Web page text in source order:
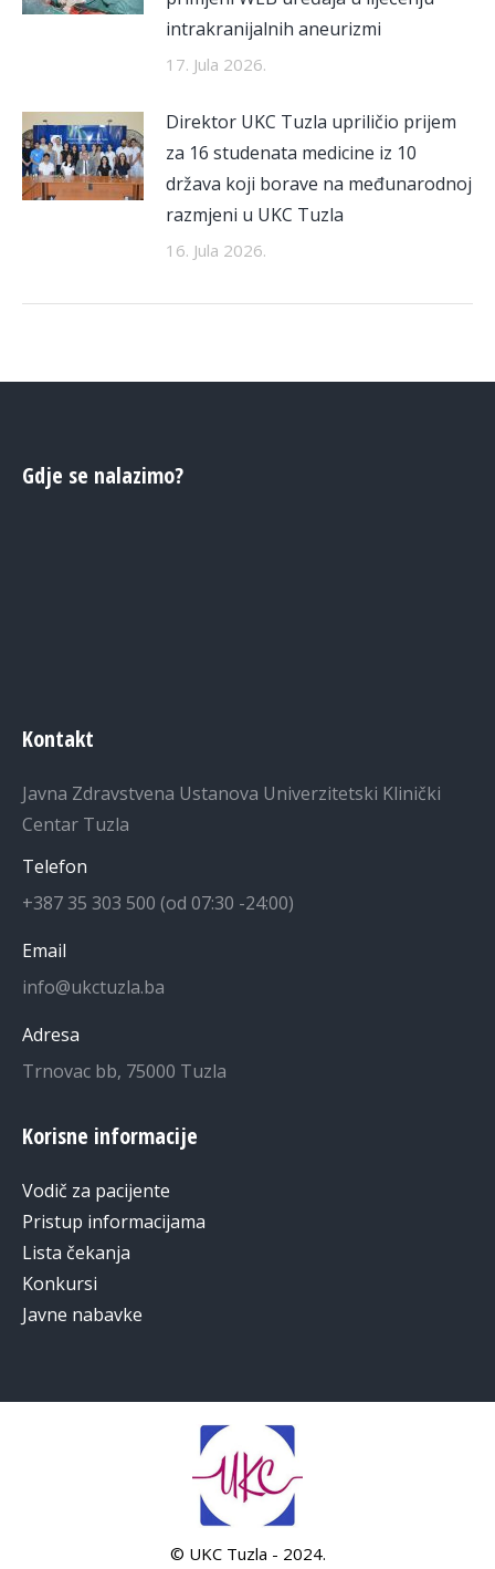
intrakranijalnih aneurizmi
17. Jula 2026.
Direktor UKC Tuzla upriličio prijem
za 16 studenata medicine iz 10
država koji borave na međunarodnoj
razmjeni u UKC Tuzla
16. Jula 2026.
Gdje se nalazimo?
Kontakt
Javna Zdravstvena Ustanova Univerzitetski Klinički
Centar Tuzla
Telefon
+387 35 303 500 (od 07:30 -24:00)
Email
info@ukctuzla.ba
Adresa
Trnovac bb, 75000 Tuzla
Korisne informacije
Vodič za pacijente
Pristup informacijama
Lista čekanja
Konkursi
Javne nabavke
© UKC Tuzla - 2024.